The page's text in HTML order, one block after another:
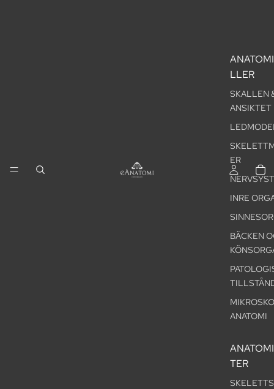
LLER
SKALLEN
ANSIKTET
ER
INRE
BÄCKEN
ANATOMI
TER